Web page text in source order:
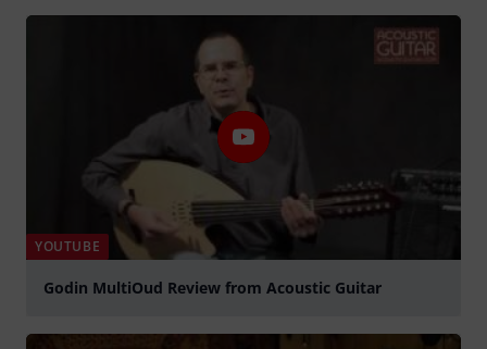
YOUTUBE
Godin MultiOud Review from Acoustic Guitar